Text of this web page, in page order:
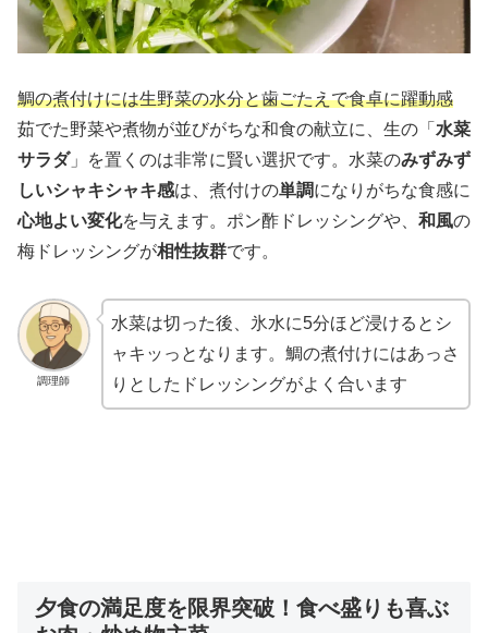
鯛の煮付けには生野菜の水分と歯ごたえで食卓に躍動感
茹でた野菜や煮物が並びがちな和食の献立に、生の「 水菜
サラダ」を置くのは非常に賢い選択です。水菜のみずみず
しいシャキシャキ感は、煮付けの単調になりがちな食感に
心地よい変化を与えます。ポン酢ドレッシングや、 和風の
梅ドレッシングが相性抜群です。
調理師
水菜は切った後、氷水に5分ほど浸けるとシ
ャキッっとなります。鯛の煮付けにはあっさ
りとしたドレッシングがよく合います
夕食の満足度を限界突破！食べ盛りも喜ぶ